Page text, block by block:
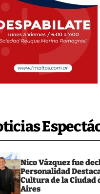
Nico Vázquez fue
Personalidad
Cultura de la Ciudad
Aires